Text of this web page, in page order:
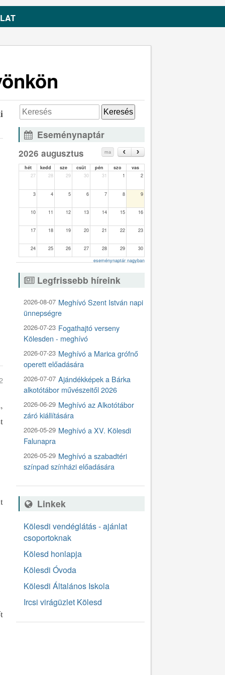
Eseménynaptár
2026 augusztus ma
hét kedd sze csüt pén szo
vas
27
28 29 30 31 1 2
3 4 5 6 7 8 9
10 11 12 13 14 15 16
17 18 19 20 21 22 23
24 25 26 27 28 29 30
eseménynaptár nagyban
Legfrissebb híreink
2026-08-07 Meghívó Szent István napi
ünnepségre
2026-07-23 Fogathajtó verseny
Kölesden - meghívó
2026-07-23 Meghívó a Marica grófnő
operett előadására
2026-07-07 Ajándékképek a Bárka
alkotótábor művészeitől 2026
2026-06-29 Meghívó az Alkotótábor
záró kiállítására
2026-05-29 Meghívó a XV. Kölesdi
Falunapra
2026-05-29 Meghívó a szabadtéri
színpad színházi előadására
Linkek
Kölesdi vendéglátás - ajánlat
csoportoknak
Kölesd honlapja
Kölesdi Óvoda
Kölesdi Általános Iskola
Ircsi virágüzlet Kölesd